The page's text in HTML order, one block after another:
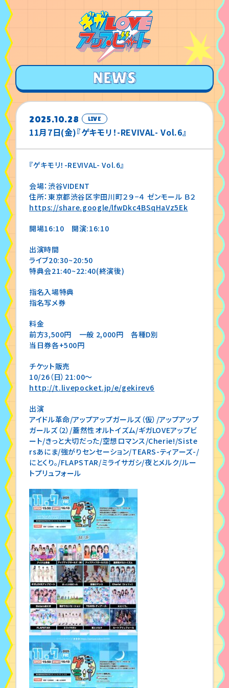
2025.10.28 LIVE
11月7日(金)『ゲキモリ！-REVIVAL- Vol.6』
『ゲキモリ！-REVIVAL- Vol.6』
会場：渋谷VIDENT
住所：東京都渋谷区宇田川町２９−４ ゼンモール Ｂ２
https://share.google/lfwDkc4BSqHaVz5Ek
開場16:10 開演:16:10
出演時間
ライブ20:30~20:50
特典会21:40~22:40(終演後)
指名入場特典
指名写メ券
料金
前方3,500円 一般 2,000円 各種D別
当日券各+500円
チケット販売
10/26（日）21:00〜
http://t.livepocket.jp/e/gekirev6
出演
アイドル革命/アップアップガールズ（仮）/アップアップ
ガールズ（2）/蓋然性オルトイズム/ギガLOVEアップビ
ート/きっと大切だった/空想ロマンス/Cherie!/Siste
rsあにま/強がりセンセーション/TEARS-ティアーズ-/
にとくり。/FLAPSTAR/ミライサガシ/夜とメルク/ルー
トプリュフォール